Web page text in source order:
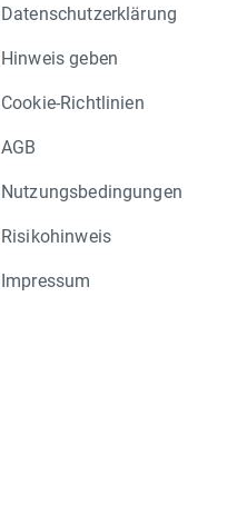
Datenschutzerklärung
Hinweis geben
Cookie-Richtlinien
AGB
Nutzungsbedingungen
Risikohinweis
Impressum